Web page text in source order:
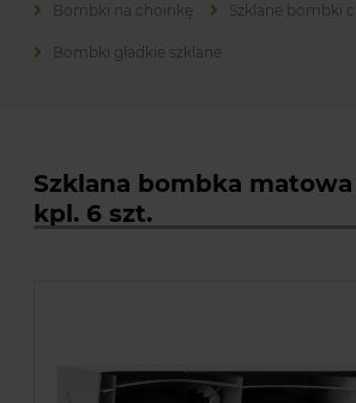
Bombki na choinkę Szklane bombki
Bombki gładkie szklane
Szklana bombka
kpl. 6 szt.